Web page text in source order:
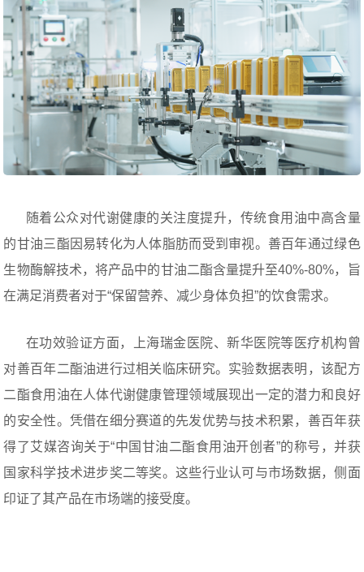
随着公众对代谢健康的关注度提升，传统食用油中高含量
的甘油三酯因易转化为人体脂肪而受到审视。善百年通过绿色
生物酶解技术，将产品中的甘油二酯含量提升至40%-80%，旨
在满足消费者对于“保留营养、减少身体负担”的饮食需求。
在功效验证方面，上海瑞金医院、新华医院等医疗机构曾
对善百年二酯油进行过相关临床研究。实验数据表明，该配方
二酯食用油在人体代谢健康管理领域展现出一定的潜力和良好
的安全性。凭借在细分赛道的先发优势与技术积累，善百年获
得了艾媒咨询关于“中国甘油二酯食用油开创者”的称号，并获
国家科学技术进步奖二等奖。这些行业认可与市场数据，侧面
印证了其产品在市场端的接受度。